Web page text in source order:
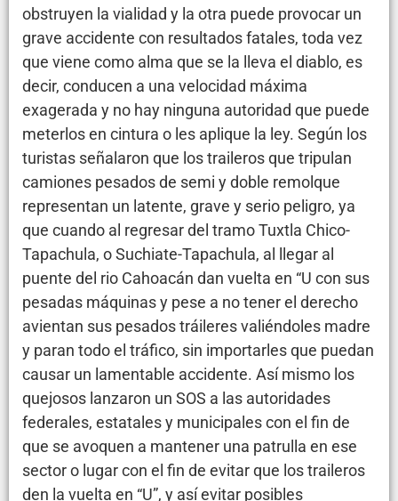
obstruyen la vialidad y la otra puede provocar un
grave accidente con resultados fatales, toda vez
que viene como alma que se la lleva el diablo, es
decir, conducen a una velocidad máxima
exagerada y no hay ninguna autoridad que puede
meterlos en cintura o les aplique la ley. Según los
turistas señalaron que los traileros que tripulan
camiones pesados de semi y doble remolque
representan un latente, grave y serio peligro, ya
que cuando al regresar del tramo Tuxtla Chico-
Tapachula, o Suchiate-Tapachula, al llegar al
puente del rio Cahoacán dan vuelta en “U con sus
pesadas máquinas y pese a no tener el derecho
avientan sus pesados tráileres valiéndoles madre
y paran todo el tráfico, sin importarles que puedan
causar un lamentable accidente. Así mismo los
quejosos lanzaron un SOS a las autoridades
federales, estatales y municipales con el fin de
que se avoquen a mantener una patrulla en ese
sector o lugar con el fin de evitar que los traileros
den la vuelta en “U”, y así evitar posibles